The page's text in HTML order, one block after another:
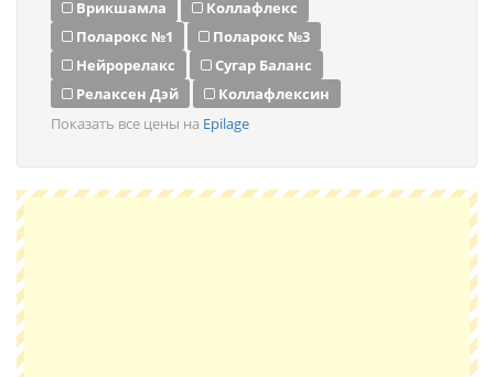
Врикшамла
Коллафлекс
Поларокс №1
Поларокс №3
Нейрорелакс
Сугар Баланс
Релаксен Дэй
Коллафлексин
Показать все цены на Epilage